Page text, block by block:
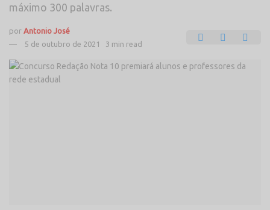
máximo 300 palavras.
por Antonio José
5 de outubro de 2021
3 min read